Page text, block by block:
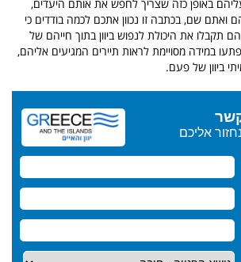
באופן כזה שצריך לחפש את אותם היעדים,
ואתם שם, בכתבה זו נכוון אתכם לכמה בודדים כי
תקבלו את היכולת לנפוש ביוון בתוך חייהם של
במידה מסויימת לראות תיירים המגיעים אליהם,
ביוון של פעם.